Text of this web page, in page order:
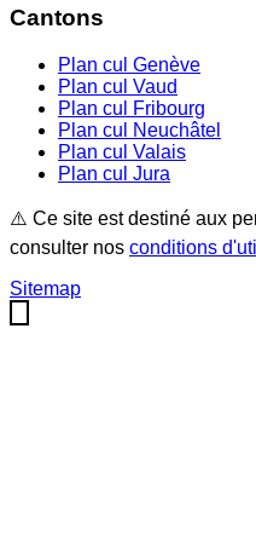
Cantons
Plan cul Genève
Plan cul Vaud
Plan cul
Fribourg
Plan cul
Neuchâtel
Plan cul Valais
Plan cul Jura
⚠️ Ce site est destiné aux
consulter nos conditions
Sitemap